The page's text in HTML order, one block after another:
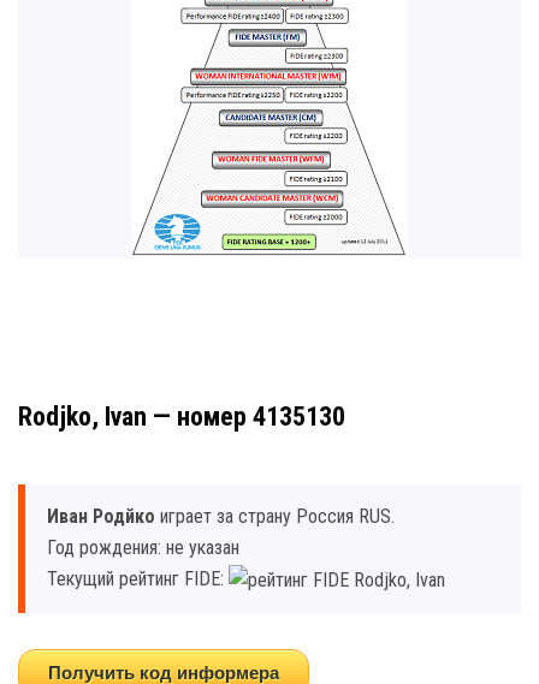
Rodjko, Ivan — номер 4135130
Иван Родйко играет за страну Россия RUS.
Год рождения: не указан
Текущий рейтинг FIDE:
Получить код информера